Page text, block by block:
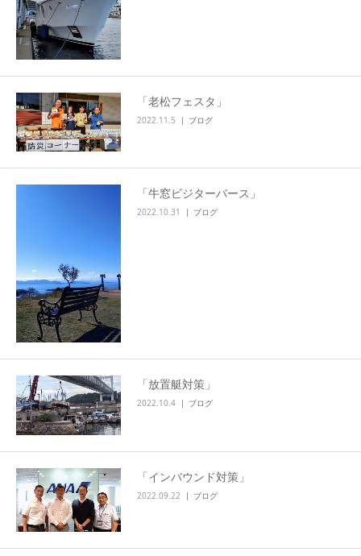
「老松フェスタ」
2022.11.5 ブログ
「牛窓ビジターバース」
2022.10.31 ブログ
「放置艇対策」
2022.10.4 ブログ
「インバウンド対策」
2022.09.22 ブログ